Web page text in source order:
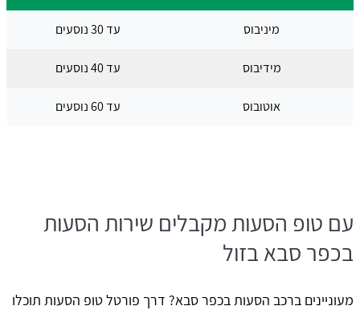
מיניבוס עד 30 נוסעים
מידיבוס עד 40 נוסעים
אוטובוס עד 60 נוסעים
עם טופ הסעות מקבלים שירות הסעות
בכפר סבא בזול
מעוניינים ברכב הסעות בכפר סבא? דרך פורטל טופ הסעות תוכלו